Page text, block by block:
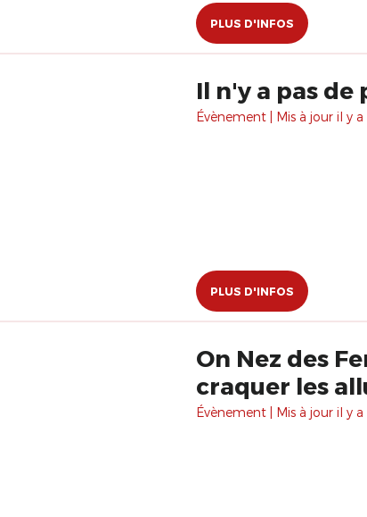
PLUS D'INFOS
Il n'y a pas
Évènement | Mis à jour il y a
PLUS D'INFOS
On Nez des
craquer les
Évènement | Mis à jour il y a